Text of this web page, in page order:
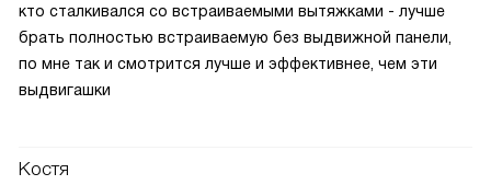
кто сталкивался со встраиваемыми вытяжками - лучше
брать полностью встраиваемую без выдвижной панели,
по мне так и смотрится лучше и эффективнее, чем эти
выдвигашки
Костя